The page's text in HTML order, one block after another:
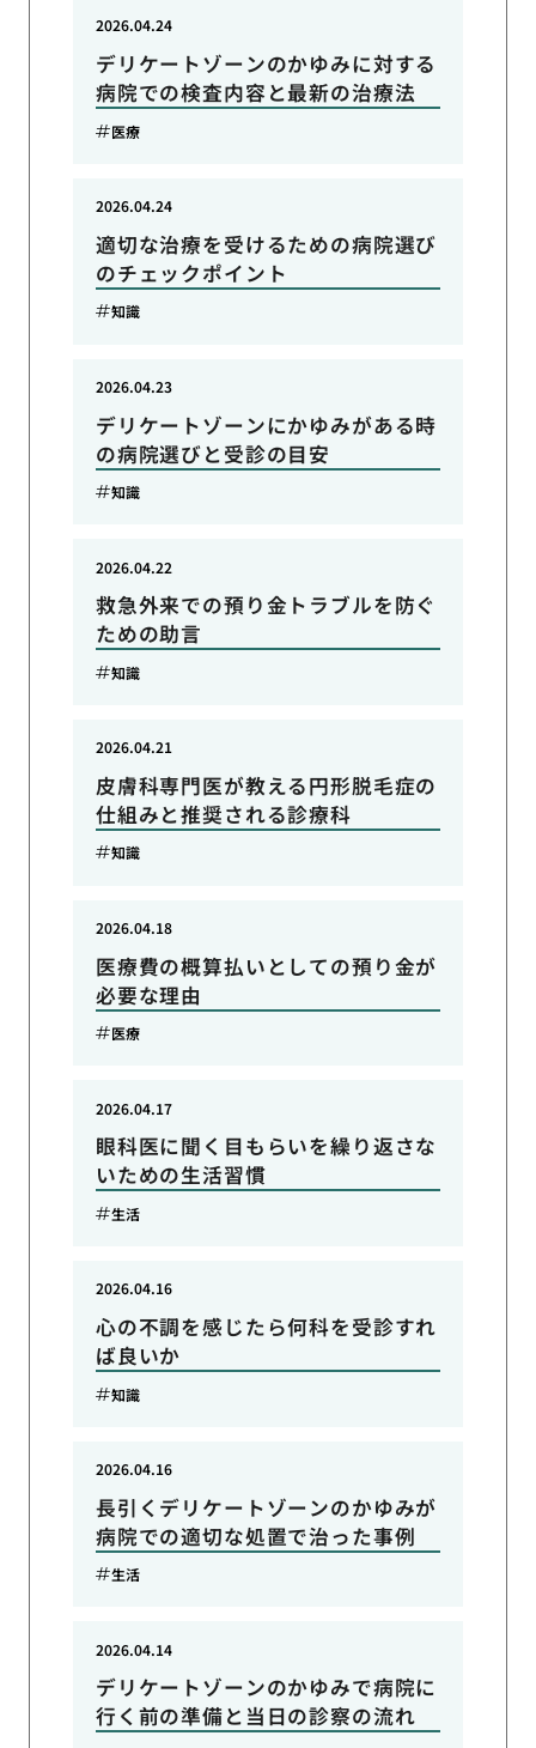
デリケートゾーンのかゆみに対する
病院での検査内容と最新の治療法
2026.04.24
医療
適切な治療を受けるための病院選び
のチェックポイント
2026.04.24
知識
デリケートゾーンにかゆみがある時
の病院選びと受診の目安
2026.04.23
知識
救急外来での預り金トラブルを防ぐ
ための助言
2026.04.22
知識
皮膚科専門医が教える円形脱毛症の
仕組みと推奨される診療科
2026.04.21
知識
医療費の概算払いとしての預り金が
必要な理由
2026.04.18
医療
眼科医に聞く目もらいを繰り返さな
いための生活習慣
2026.04.17
生活
心の不調を感じたら何科を受診すれ
ば良いか
2026.04.16
知識
長引くデリケートゾーンのかゆみが
病院での適切な処置で治った事例
2026.04.16
生活
デリケートゾーンのかゆみで病院に
行く前の準備と当日の診察の流れ
2026.04.14